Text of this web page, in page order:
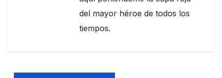
del mayor héroe de todos los
tiempos.